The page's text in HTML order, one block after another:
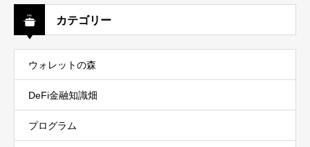
カテゴリー
ウォレットの森
DeFi金融知識畑
プログラム